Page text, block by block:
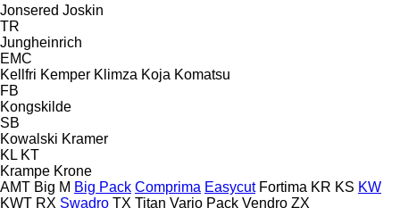
Jonsered Joskin
TR
Jungheinrich
EMC
Kellfri Kemper Klimza Koja Komatsu
FB
Kongskilde
SB
Kowalski Kramer
KL KT
Krampe Krone
AMT Big M Big Pack Comprima Easycut Fortima KR KS KW
KWT RX Swadro TX Titan Vario Pack Vendro ZX